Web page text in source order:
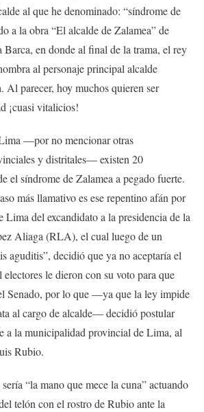
al que he denominado: “síndrome de
a la obra “El alcalde de Zalamea” de
Barca, en donde al final de la trama, el rey
al personaje principal alcalde
Al parecer, hoy muchos quieren ser
¡cuasi vitalicios!
—por no mencionar otras
y distritales— existen 20
el síndrome de Zalamea a pegado fuerte.
más llamativo es ese repentino afán por
Lima del excandidato a la presidencia de la
Aliaga (RLA), el cual luego de un
aguditis”, decidió que ya no aceptaría el
le dieron con su voto para que
Senado, por lo que —ya que la ley impide
al cargo de alcalde— decidió postular
a la municipalidad provincial de Lima, al
Rubio.
“la mano que mece la cuna” actuando
telón con el rostro de Rubio ante la